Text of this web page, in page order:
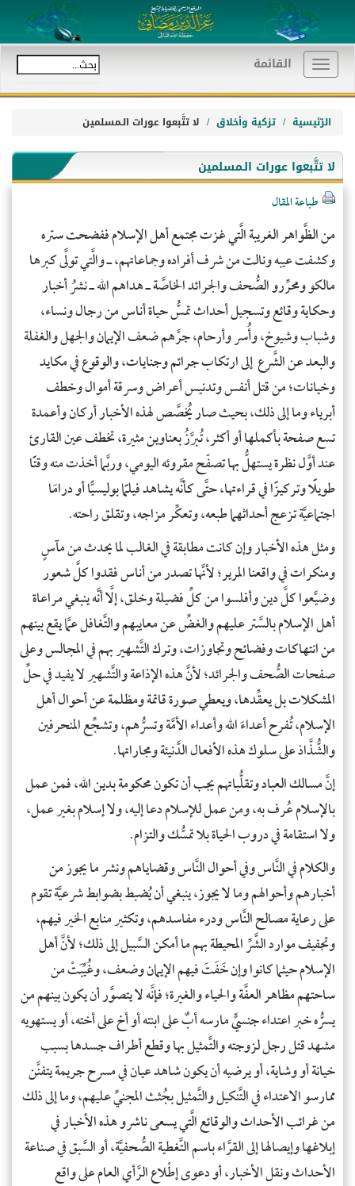
Toggle
navigation
القائمة
الرّئيسية تزكية وأخلاق لا تتَّبعوا عورات الـمسلمين
لا تتَّبعوا عورات الـمسلمين
طباعة المقال
من الظَّواهر الغريبة الَّتي غزت مجتمع أهل الإسلام ففضحت ستره
وكشفت عيبه ونالت من شرف أفراده وجماعاتهم، ـ والَّتي تولَّى كبرها
مالكو ومحرِّرو الصُّحف والجرائد الخاصَّة ـ هداهم الله ـ نشرُ أخبار
وحكاية وقائع وتسجيل أحداث تمسُّ حياة أناس من رجال ونساء،
وشباب وشيوخ، وأُسر وأرحام، جرَّهم ضعف الإيمان والجهل والغفلة
والبعد عن الشَّرع إلى ارتكاب جرائم وجنايات، والوقوع في مكايد
وخيانات؛ من قتل أنفس وتدنيس أعراض وسرقة أموال وخطف
أبرياء وما إلى ذلك، بحيث صار يُخصَّص لهذه الأخبار أركان وأعمدة
تسع صفحة بأكملها أو أكثر، تُبرَّزُ بعناوين مثيرة، تخطف عين القارئ
عند أوَّل نظرة يستهلُّ بها تصفّح مقروئه اليومي، وربَّما أخذت منه وقتًا
طويلًا وتركيزًا في قراءتها، حتَّى كأنَّه يشاهد فيلمًا بوليسيًّا أو درامَا
اجتماعيَّة تزعج أحداثهما طبعه، وتعكِّر مزاجه، وتقلق راحته.
ومثل هذه الأخبار وإن كانت مطابقة في الغالب لما يحدث من مآسٍ
ومنكرات في واقعنا المرير؛ لأنَّها تصدر من أناس فقدوا كلَّ شعور
وضيَّعوا كلَّ دين وأفلسوا من كلِّ فضيلة وخلق، إلَّا أنَّه ينبغي مراعاة
أهل الإسلام بالسَّتر عليهم والغضِّ عن معايبهم والتَّغافل عمَّا يقع بينهم
من انتهاكات وفضائح وتجاوزات، وترك التَّشهير بهم في المجالس وعلى
صفحات الصُّحف والجرائد؛ لأنَّ هذه الإذاعة والتَّشهير لا يفيد في حلِّ
المشكلات بل يعقِّدها، ويعطي صورة قاتمة ومظلمة عن أحوال أهل
الإسلام، تُفرح أعداءَ الله وأعداء الأمَّة وتسرُّهم، وتشجِّع المنحرفين
والشُّذَّاذ على سلوك هذه الأفعال الدَّنيئة ومجاراتها.
إنَّ مسالك العباد وتقلُّباتهم يجب أن تكون محكومة بدين الله، فمن عمل
بالإسلام عُرف به، ومن عمل للإسلام دعا إليه، ولا إسلام بغير عمل،
ولا استقامة في دروب الحياة بلا تمسُّك والتزام.
والكلام في النَّاس وفي أحوال النَّاس وقضاياهم ونشر ما يجوز من
أخبارهم وأحوالهم وما لا يجوز، ينبغي أن يُضبط بضوابط شرعيَّة تقوم
على رعاية مصالح النَّاس ودرء مفاسدهم، وتكثير منابع الخير فيهم،
وتجفيف موارد الشَّرِّ المحيطة بهم ما أمكن السَّبيل إلى ذلك؛ لأنَّ أهل
الإسلام حيثما كانوا وإن خَفَتَ فيهم الإيمان وضعف، وغُيِّبَتْ من
ساحتهم مظاهر العفَّة والحياء والغيرة؛ فإنَّه لا يتصوَّر أن يكون بينهم من
يسرُّه خبر اعتداء جنسيٍّ مارسه أبٌ على ابنته أو أخ على أخته، أو يستهويه
مشهد قتل رجل لزوجته والتَّمثيل بها وقطع أطراف جسدها بسبب
خيانة أو وشاية، أو يرضيه أن يكون شاهد عيان في مسرح جريمة يتفنَّن
ممارسو الاعتداء في التَّنكيل والتَّمثيل بجُثث المجنيِّ عليهم، وما إلى ذلك
من غرائب الأحداث والوقائع الَّتي يسعى ناشرو هذه الأخبار في
إبلاغها وإيصالها إلى القرَّاء باسم التَّغطية الصُّحفيَّة، أو السَّبق في صناعة
الأحداث ونقل الأخبار، أو دعوى إطْلاع الرَّأي العام على واقع